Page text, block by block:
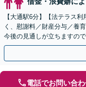
【大通駅6分】【法テラス
く、慰謝料／財産分与／養
今後の見通しが立ちますの
【夜間・休日対応可】【完
電話でお問い合